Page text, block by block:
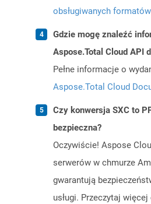
obsługiwanych
Gdzie mogę znaleźć
Aspose.Total Cloud API
Pełne informacje o
Aspose.Total Cloud
Czy konwersja SXC to
bezpieczna?
Oczywiście! Aspose
serwerów w chmurze
gwarantują
usługi. Przeczytaj